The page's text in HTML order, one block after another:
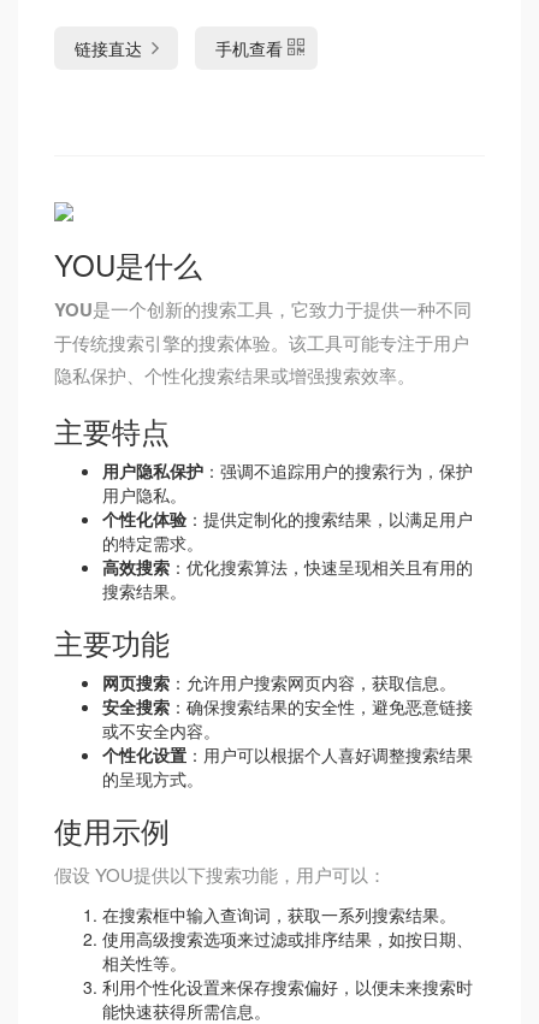
链接直达 手机查看
YOU是什么
YOU是一个创新的搜索工具，它致力于提供一种不同
于传统搜索引擎的搜索体验。该工具可能专注于用户
隐私保护、个性化搜索结果或增强搜索效率。
主要特点
用户隐私保护 ：强调不追踪用户的搜索行为，保护
用户隐私。
个性化体验 ：提供定制化的搜索结果，以满足用户
的特定需求。
高效搜索 ：优化搜索算法，快速呈现相关且有用的
搜索结果。
主要功能
网页搜索 ：允许用户搜索网页内容，获取信息。
安全搜索 ：确保搜索结果的安全性，避免恶意链接
或不安全内容。
个性化设置 ：用户可以根据个人喜好调整搜索结果
的呈现方式。
使用示例
假设 YOU提供以下搜索功能，用户可以：
在搜索框中输入查询词，获取一系列搜索结果。
使用高级搜索选项来过滤或排序结果，如按日期、
相关性等。
利用个性化设置来保存搜索偏好，以便未来搜索时
能快速获得所需信息。